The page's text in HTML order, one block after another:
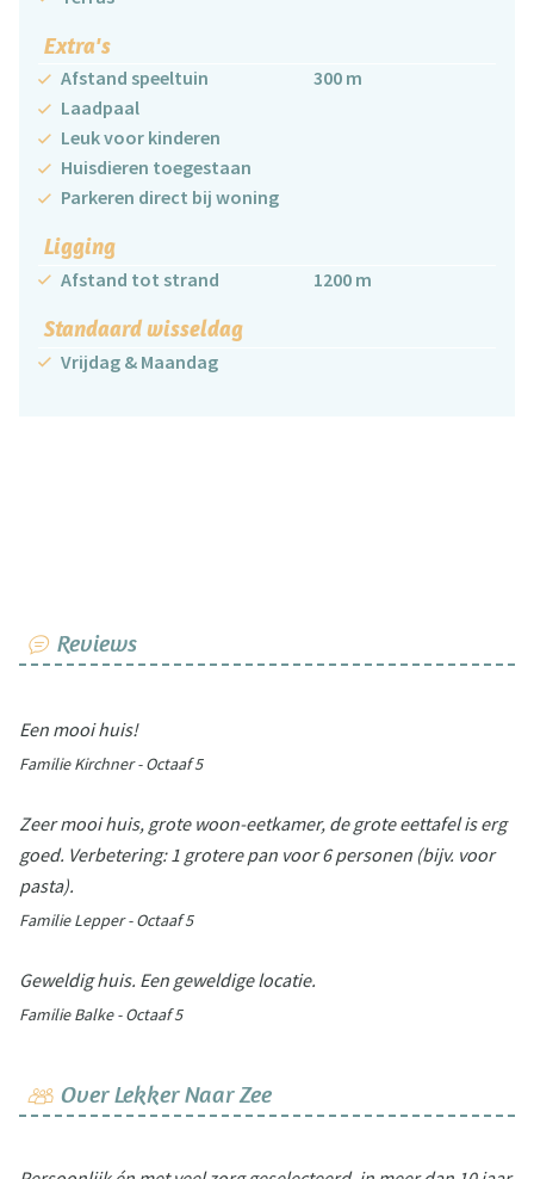
Extra's
Afstand speeltuin
300 m
Laadpaal
Leuk voor kinderen
Huisdieren toegestaan
Parkeren direct bij woning
Ligging
Afstand tot strand 1200 m
Standaard wisseldag
Vrijdag & Maandag
Reviews
Een mooi huis!
Familie Kirchner - Octaaf 5
Zeer mooi huis, grote woon-eetkamer, de grote eettafel is erg
goed. Verbetering: 1 grotere pan voor 6 personen (bijv. voor
pasta).
Familie Lepper - Octaaf 5
Geweldig huis. Een geweldige locatie.
Familie Balke - Octaaf 5
Over Lekker Naar Zee